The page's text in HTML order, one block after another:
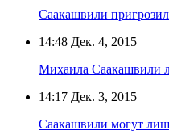
Саакашвили
14:48 Дек. 4, 2015
Михаила Саакашвили
14:17 Дек. 3, 2015
Саакашвили могут